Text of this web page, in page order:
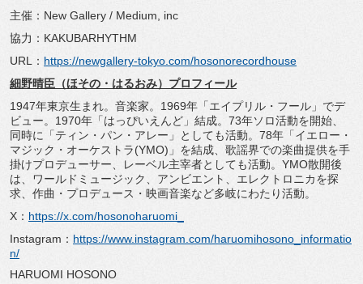
主催：New Gallery / Medium, inc
協力：KAKUBARHYTHM
URL： https://newgallery-tokyo. com/hosonorecordhouse
細野晴臣（ほその・はるおみ）プロフィール
1947年東京生まれ。音楽家。1969年「エイプリル・ フール」でデ
ビュー。1970年「はっぴいえんど」結成。 73年ソロ活動を開始、
同時に「ティン・パン・アレー」
としても活動。78年「イエロー・
マジック・オーケストラ(YMO)」を結成、歌謡界での楽曲提供を手
掛けプロデューサー、
レーベル主宰者としても活動。YMO散開後
は、 ワールドミュージック、アンビエント、エレクトロニカを探
求、 作曲・プロデュース・映画音楽など多岐にわたり活動。
X： https://x.com/hosonoharuomi_
Instagram： https://www. instagram.com/haruomihosono_ informatio
n/
HARUOMI HOSONO